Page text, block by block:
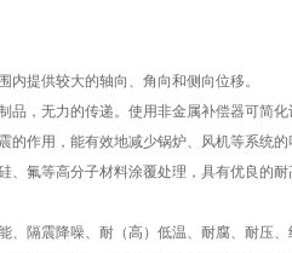
提供较大的轴向、角向和侧向位移。
，无力的传递。使用非金属补偿器可简
作用，能有效地减少锅炉、风机等系统的
氟等高分子材料涂覆处理，具有优良的耐
隔震降噪、耐（高）低温、耐腐、耐压、